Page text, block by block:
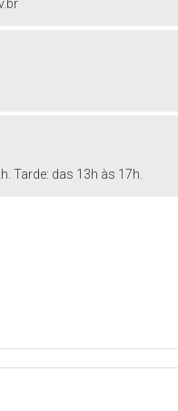
Tarde: das 13h às 17h.